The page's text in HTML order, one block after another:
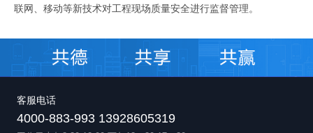
联网、移动等新技术对工程现场质量安全进行监督管理。
客服电话
4000-883-993 13928605319